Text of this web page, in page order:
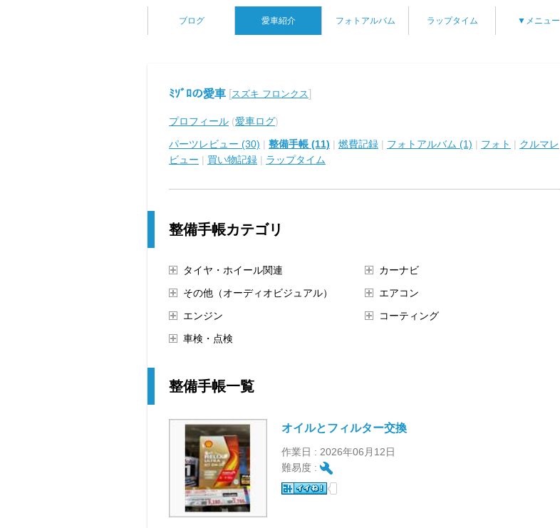
ブログ 愛車紹介 フォトアルバム ラップタイム ▼メニュー
ﾐｿﾞﾛの愛車 [スズキ フロンクス]
プロフィール (愛車ログ)
パーツレビュー (30) | 整備手帳 (11) | 燃費記録 | フォトアルバム (1) | フォト | クルマレ
ビュー | 買い物記録 | ラップタイム
整備手帳カテゴリ
タイヤ・ホイール関連
その他（オーディオビジュアル）
エンジン
車検・点検
カーナビ
エアコン
コーティング
整備手帳一覧
オイルとフィルター交換
作業日 : 2026年06月12日
難易度 :